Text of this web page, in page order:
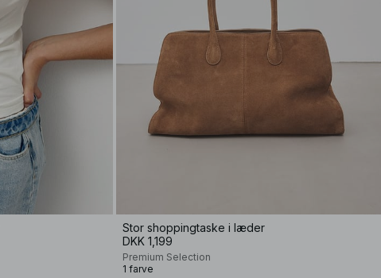
Stor shoppingtaske i læder
DKK 1,199
Premium Selection
1 farve